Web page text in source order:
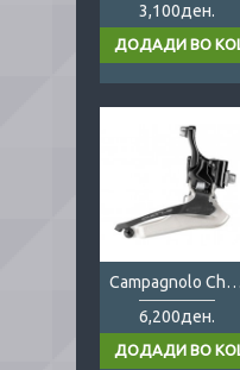
3,100ден.
Campagnolo Chorus 12s FD
6,200ден.